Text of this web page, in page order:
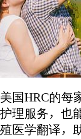
国HRC的每
理服务，也
医学翻译，